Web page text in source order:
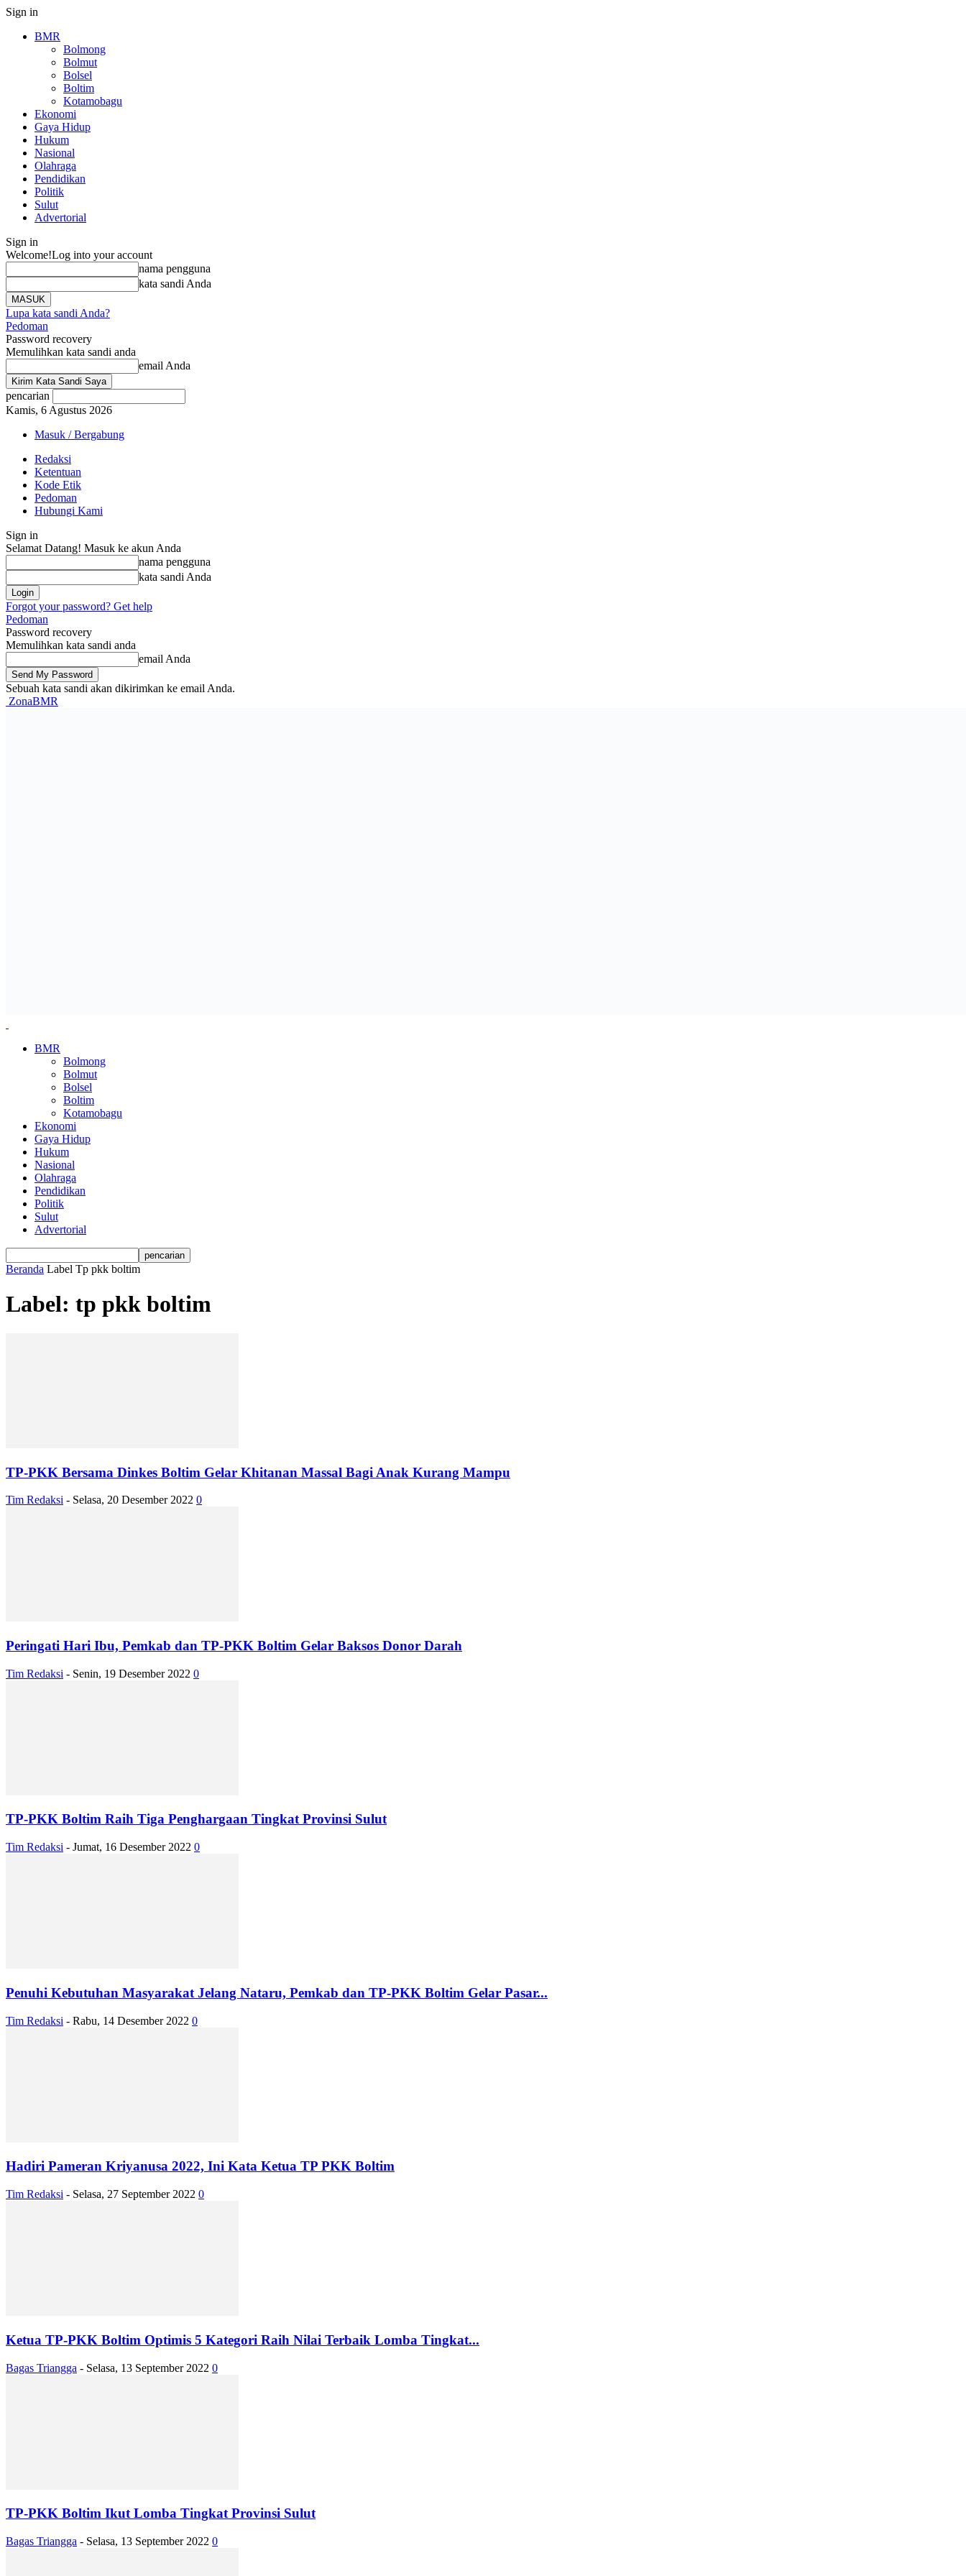
Sign in
BMR
Bolmong
Bolmut
Bolsel
Boltim
Kotamobagu
Ekonomi
Gaya Hidup
Hukum
Nasional
Olahraga
Pendidikan
Politik
Sulut
Advertorial
Sign in
Welcome!Log into your account
nama pengguna
kata sandi Anda
Lupa kata sandi Anda?
Pedoman
Password recovery
Memulihkan kata sandi anda
email Anda
pencarian
Kamis, 6 Agustus 2026
Masuk / Bergabung
Redaksi
Ketentuan
Kode Etik
Pedoman
Hubungi Kami
Sign in
Selamat Datang! Masuk ke akun Anda
nama pengguna
kata sandi Anda
Forgot your password? Get help
Pedoman
Password recovery
Memulihkan kata sandi anda
email Anda
Sebuah kata sandi akan dikirimkan ke email Anda.
ZonaBMR
BMR
Bolmong
Bolmut
Bolsel
Boltim
Kotamobagu
Ekonomi
Gaya Hidup
Hukum
Nasional
Olahraga
Pendidikan
Politik
Sulut
Advertorial
Beranda Label Tp pkk boltim
Label: tp pkk boltim
TP-PKK Bersama Dinkes Boltim Gelar Khitanan Massal Bagi Anak Kurang Mampu
Tim Redaksi - Selasa, 20 Desember 2022 0
Peringati Hari Ibu, Pemkab dan TP-PKK Boltim Gelar Baksos Donor Darah
Tim Redaksi - Senin, 19 Desember 2022 0
TP-PKK Boltim Raih Tiga Penghargaan Tingkat Provinsi Sulut
Tim Redaksi - Jumat, 16 Desember 2022 0
Penuhi Kebutuhan Masyarakat Jelang Nataru, Pemkab dan TP-PKK Boltim Gelar Pasar...
Tim Redaksi - Rabu, 14 Desember 2022 0
Hadiri Pameran Kriyanusa 2022, Ini Kata Ketua TP PKK Boltim
Tim Redaksi - Selasa, 27 September 2022 0
Ketua TP-PKK Boltim Optimis 5 Kategori Raih Nilai Terbaik Lomba Tingkat...
Bagas Triangga - Selasa, 13 September 2022 0
TP-PKK Boltim Ikut Lomba Tingkat Provinsi Sulut
Bagas Triangga - Selasa, 13 September 2022 0